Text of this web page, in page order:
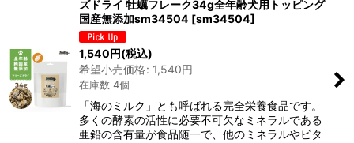
ズドライ 牡蠣フレーク34g全年齢犬用トッピング
国産無添加sm34504 [sm34504]
1,540円(税込)
希望小売価格: 1,540円
在庫数 4個
「海のミルク」とも呼ばれる完全栄養食品です。
多くの酵素の活性に必要不可欠なミネラルである
亜鉛の含有量が食品随一で、他のミネラルやビタ